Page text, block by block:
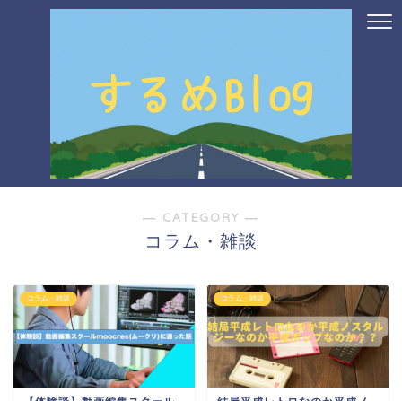
― CATEGORY ―
コラム・雑談
コラム・雑談 コラム・雑談